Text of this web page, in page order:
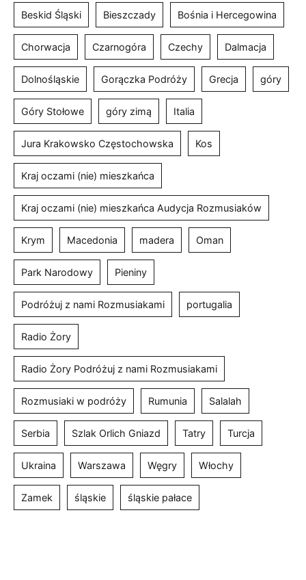
Beskid Śląski Bieszczady Bośnia i Hercegowina
Chorwacja Czarnogóra Czechy Dalmacja
Dolnośląskie Gorączka Podróży Grecja góry
Góry Stołowe góry zimą Italia
Jura Krakowsko Częstochowska Kos
Kraj oczami (nie) mieszkańca
Kraj oczami (nie) mieszkańca Audycja Rozmusiaków
Krym Macedonia madera Oman
Park Narodowy Pieniny
Podróżuj z nami Rozmusiakami portugalia
Radio Żory
Radio Żory Podróżuj z nami Rozmusiakami
Rozmusiaki w podróży Rumunia Salalah
Serbia Szlak Orlich Gniazd Tatry Turcja
Ukraina Warszawa Węgry Włochy
Zamek śląskie śląskie pałace